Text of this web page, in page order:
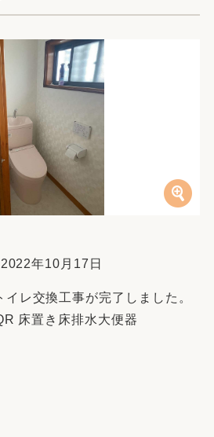
年10月17日
レ交換工事が完了しました。
床置き床排水大便器